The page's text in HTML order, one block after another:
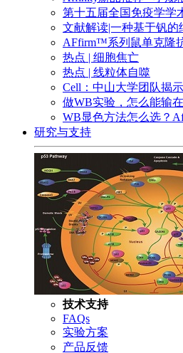
第十五届全国免疫学学
文献解读|一种基于钒
AFfirm™系列鼠单克隆
热点 | 细胞焦亡
热点 | 线粒体自噬
Cell：中山大学团队揭
做WB实验，怎么能输在
WB显色方法怎么选？
研究与支持
技术支持
FAQs
实验方案
产品反馈